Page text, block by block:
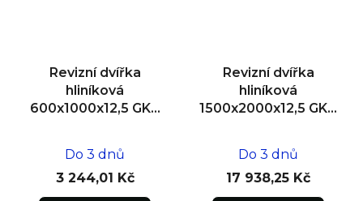
Revizní dvířka
hliníková
600x1000x12,5 GKB
Do 3 dnů
3 244,01 Kč
Revizní dvířka
hliníková
1500x2000x12,5 GKB
Do 3 dnů
17 938,25 Kč